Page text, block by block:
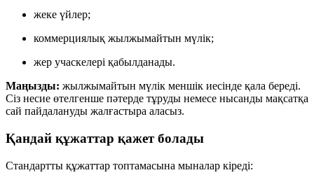
жеке үйлер;
коммерциялық жылжымайтын мүлік;
жер учаскелері қабылданады.
Маңызды: жылжымайтын мүлік меншік иесінде қала береді.
Сіз несие өтелгенше пәтерде тұруды немесе нысанды мақсатқа
сай пайдалануды жалғастыра аласыз.
Қандай құжаттар қажет болады
Стандартты құжаттар топтамасына мыналар кіреді: